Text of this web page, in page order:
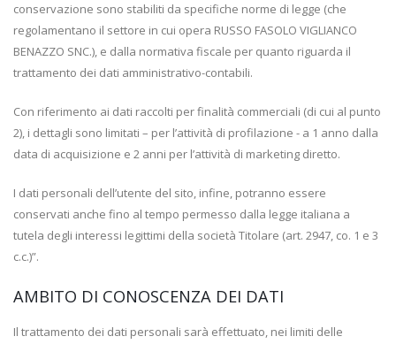
conservazione sono stabiliti da specifiche norme di legge (che
regolamentano il settore in cui opera RUSSO FASOLO VIGLIANCO
BENAZZO SNC.), e dalla normativa fiscale per quanto riguarda il
trattamento dei dati amministrativo-contabili.
Con riferimento ai dati raccolti per finalità commerciali (di cui al punto
2), i dettagli sono limitati – per l’attività di profilazione - a 1 anno dalla
data di acquisizione e 2 anni per l’attività di marketing diretto.
I dati personali dell’utente del sito, infine, potranno essere
conservati anche fino al tempo permesso dalla legge italiana a
tutela degli interessi legittimi della società Titolare (art. 2947, co. 1 e 3
c.c.)”.
AMBITO DI CONOSCENZA DEI DATI
Il trattamento dei dati personali sarà effettuato, nei limiti delle